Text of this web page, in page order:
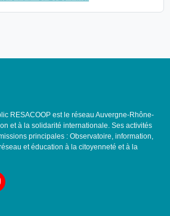
RESACOOP est le réseau Auvergne-Rhône-
et à la solidarité internationale. Ses activités
principales : Observatoire, information,
et éducation à la citoyenneté et à la